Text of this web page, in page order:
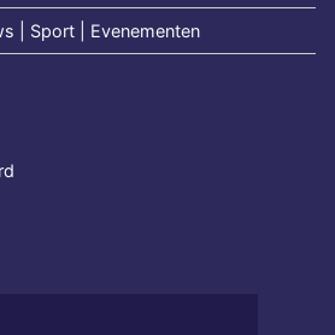
| Sport | Evenementen